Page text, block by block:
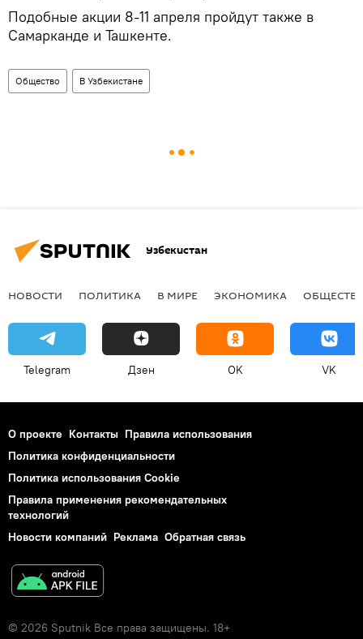
Подобные акции 8-11 апреля пройдут также в
Самарканде и Ташкенте.
Общество В Узбекистане
Узбекистан
НОВОСТИ ПОЛИТИКА В МИРЕ ЭКОНОМИКА
Telegram Дзен OK VK
О проекте Контакты Правила использования
Политика конфиденциальности
Политика использования Cookie
Правила применения рекомендательных
технологий
Новости компаний Реклама Обратная связь
© 2026 Sputnik Все права защищены. 18+